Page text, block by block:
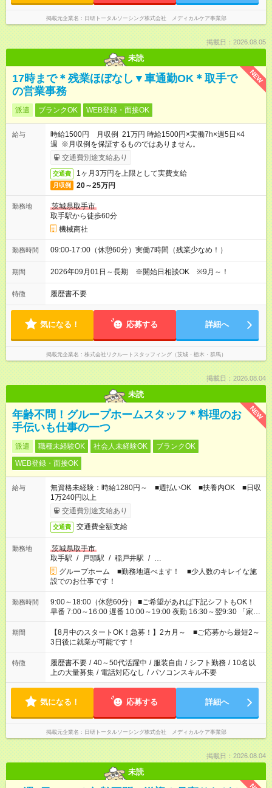
掲載元企業名 日研トータルソーシング株式会社 メディカルケア事業部
掲載日：2026.08.05
未読
NEW
17時まで＊残業ほぼなし▼車通勤OK＊取手で
の営業事務
派遣 ブランクOK WEB登録・面接OK
給与
時給1500円 月収例 21万円 時給1500円×実働7h×週5日×4
週 ※月収例を保証するものではありません。
交通費別途支給あり
交通費 1ヶ月3万円を上限として実費支給
月収例 20～25万円
勤務地
茨城県取手市
取手駅から徒歩60分
機械商社
勤務時間 09:00-17:00（休憩60分）実働7時間（残業少なめ！）
期間 2026年09月01日～長期 ※開始日相談OK ※9月～！
特徴 履歴書不要
気になる！ 応募する 詳細へ
掲載元企業名 株式会社リクルートスタッフィング（茨城・栃木・群馬）
掲載日：2026.08.04
未読
NEW
年齢不問！グループホームスタッフ＊料理のお
手伝いも仕事の一つ
派遣 職種未経験OK 社会人未経験OK
ブランクOK
WEB登録・面接OK
給与
無資格未経験：時給1280円～ ■週払いOK ■扶養内OK ■日収
1万240円以上
交通費別途支給あり
交通費 交通費全額支給
勤務地
茨城県取手市
取手駅 / 戸頭駅 / 稲戸井駅 / …
グループホーム ■勤務地選べます！ ■少人数のキレイな施
設でのお仕事です！
勤務時間
9:00～18:00（休憩60分） ■ご希望があれば下記シフトもOK！
早番 7:00～16:00 遅番 10:00～19:00 夜勤 16:30～翌9:30 「家族
と休みを合わせたい」 「余裕を持って夕飯の準備がしたい」
「できれば残業はしたくない」 など、ご希望を教えてください
ね。 ※Wワーク希望の方へ 今ご覧のお仕事で希望する勤務時間
と、もう1つのお仕事の勤務時間。 合計で週40時間を超える場
合は応募できません。
期間
【8月中のスタートOK！急募！】2カ月～ ■ご応募から最短2～
3日後に就業が可能です！
特徴 履歴書不要 / 40～50代活躍中 / 服装自由 / シフト勤務 / 10名以
上の大量募集 / 電話対応なし / パソコンスキル不要
気になる！ 応募する 詳細へ
掲載元企業名 日研トータルソーシング株式会社 メディカルケア事業部
掲載日：2026.08.04
未読